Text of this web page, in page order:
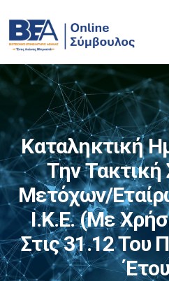
Καταληκτική
Την Τακτική
Μετόχων/
Ι.Κ.Ε. (με
Στις 31.12 Του